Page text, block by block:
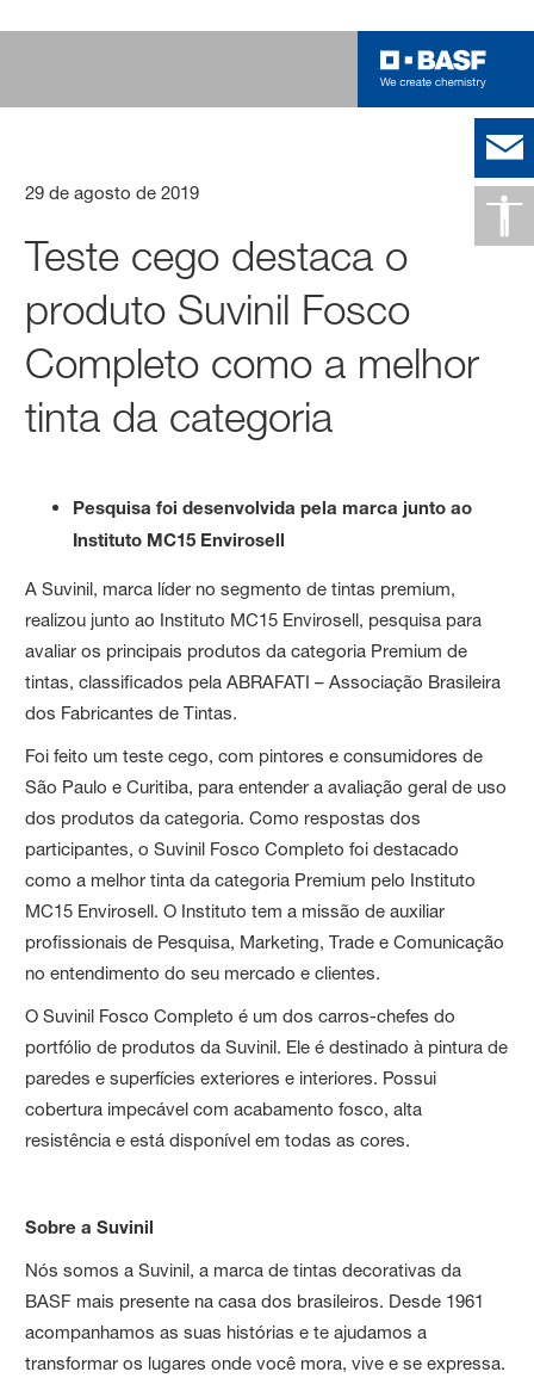
29 de agosto de 2019
Teste cego destaca o
produto Suvinil Fosco
Completo como a melhor
tinta da categoria
Pesquisa foi desenvolvida pela marca junto ao
Instituto MC15 Envirosell
A Suvinil, marca líder no segmento de tintas premium,
realizou junto ao Instituto MC15 Envirosell, pesquisa para
avaliar os principais produtos da categoria Premium de
tintas, classificados pela ABRAFATI – Associação Brasileira
dos Fabricantes de Tintas.
Foi feito um teste cego, com pintores e consumidores de
São Paulo e Curitiba, para entender a avaliação geral de uso
dos produtos da categoria. Como respostas dos
participantes, o Suvinil Fosco Completo foi destacado
como a melhor tinta da categoria Premium pelo Instituto
MC15 Envirosell. O Instituto tem a missão de auxiliar
profissionais de Pesquisa, Marketing, Trade e Comunicação
no entendimento do seu mercado e clientes.
O Suvinil Fosco Completo é um dos carros-chefes do
portfólio de produtos da Suvinil. Ele é destinado à pintura de
paredes e superfícies exteriores e interiores. Possui
cobertura impecável com acabamento fosco, alta
resistência e está disponível em todas as cores.
Sobre a Suvinil
Nós somos a Suvinil, a marca de tintas decorativas da
BASF mais presente na casa dos brasileiros. Desde 1961
acompanhamos as suas histórias e te ajudamos a
transformar os lugares onde você mora, vive e se expressa.